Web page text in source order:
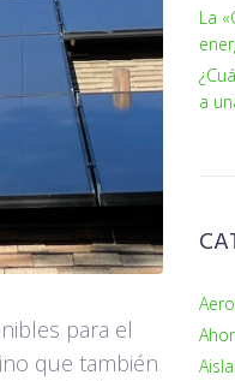
para el
que también
La
a